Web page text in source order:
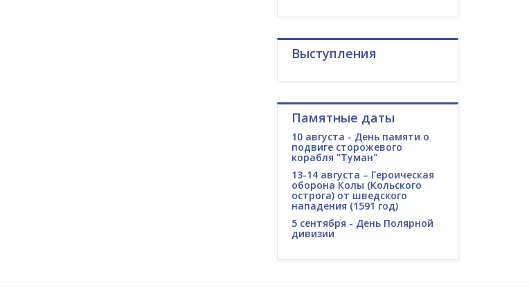
Выступления
Памятные даты
10 августа - День памяти о
подвиге сторожевого
корабля "Туман"
13-14 августа – Героическая
оборона Колы (Кольского
острога) от шведского
нападения (1591 год)
5 сентября - День Полярной
дивизии